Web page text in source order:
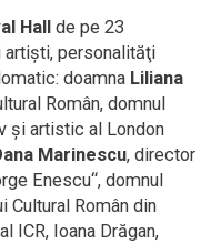
Hall de pe 23
artişti, personalităţi
doamna Liliana
Român, domnul
şi artistic al London
Marinescu, director
Enescu“, domnul
Cultural Român din
ICR, Ioana Drăgan,